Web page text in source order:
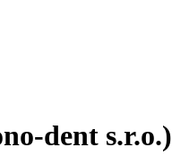
dent s.r.o.)